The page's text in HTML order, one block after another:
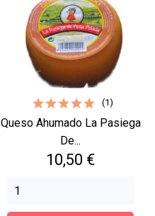
(1)
Queso Ahumado La Pasiega
De...
Precio
10,50 €